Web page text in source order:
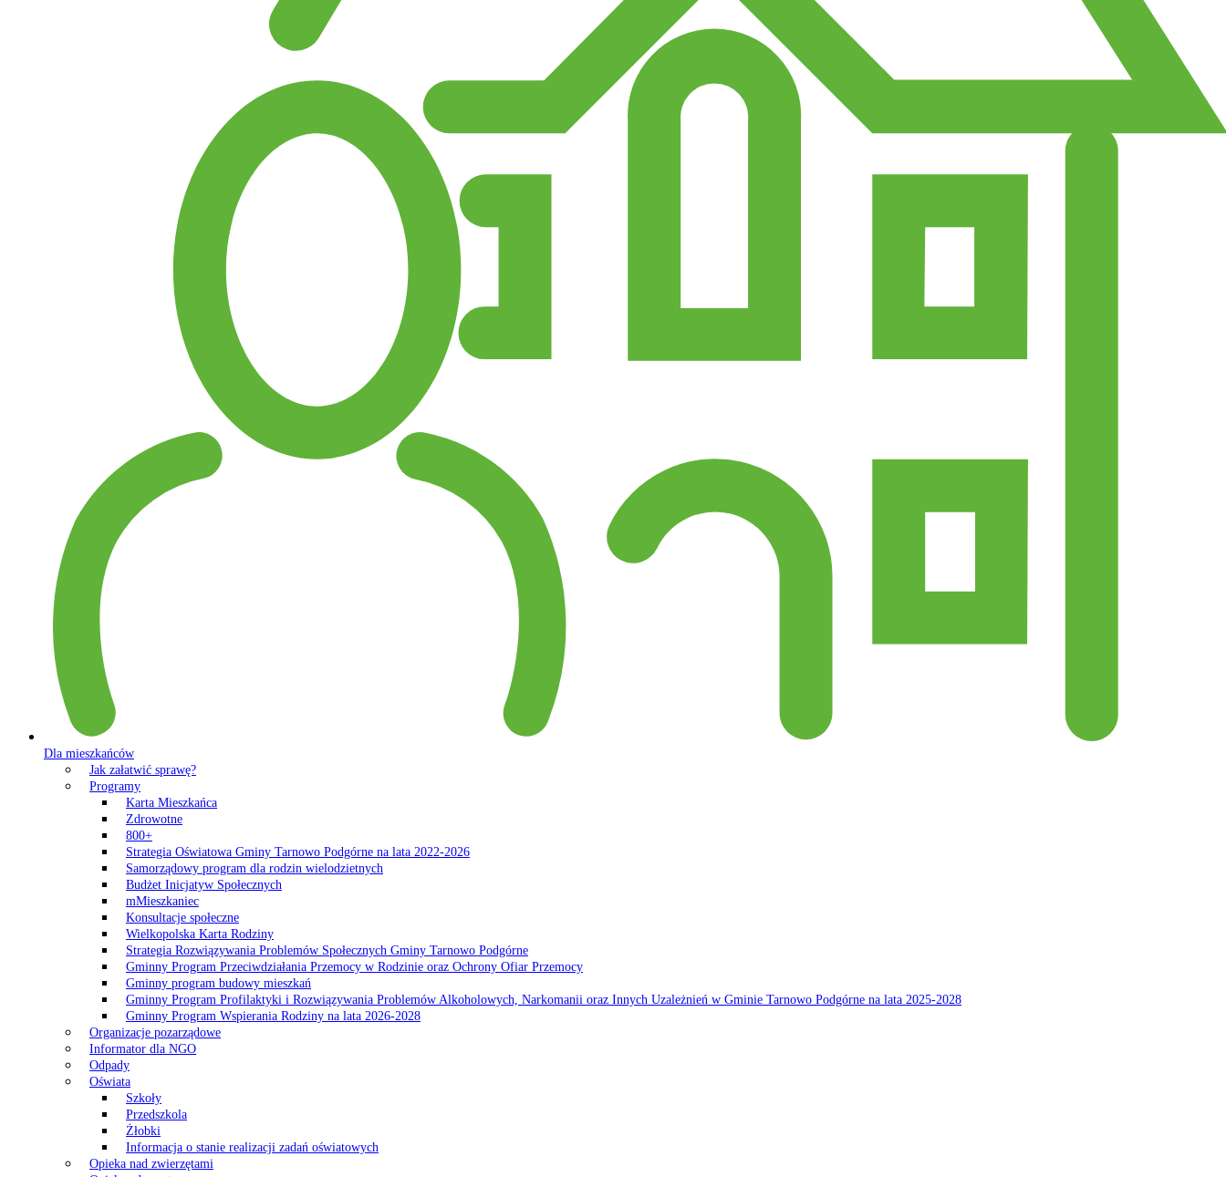
Dla mieszkańców
Jak załatwić sprawę?
Programy
Karta Mieszkańca
Zdrowotne
800+
Strategia Oświatowa Gminy Tarnowo Podgórne na lata 2022-2026
Samorządowy program dla rodzin wielodzietnych
Budżet Inicjatyw Społecznych
mMieszkaniec
Konsultacje społeczne
Wielkopolska Karta Rodziny
Strategia Rozwiązywania Problemów Społecznych Gminy Tarnowo Podgórne
Gminny Program Przeciwdziałania Przemocy w Rodzinie oraz Ochrony Ofiar Przemocy
Gminny program budowy mieszkań
Gminny Program Profilaktyki i Rozwiązywania Problemów Alkoholowych, Narkomanii oraz Innych Uzależnień w Gminie Tarnowo Podgórne na lata 2025-2028
Gminny Program Wspierania Rodziny na lata 2026-2028
Organizacje pozarządowe
Informator dla NGO
Odpady
Oświata
Szkoły
Przedszkola
Żłobki
Informacja o stanie realizacji zadań oświatowych
Opieka nad zwierzętami